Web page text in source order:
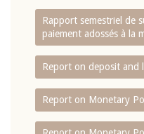
Rapport semestriel de
paiement adossés à la
Report on deposit and
Report on Monetary